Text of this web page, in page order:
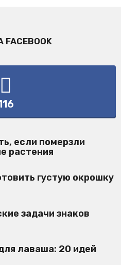
если померзли
растения
густую окрошку
задачи знаков
лаваша: 20 идей